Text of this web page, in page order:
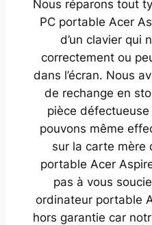
Nous réparons tout
PC portable Acer
d’un clavier qui
correctement ou
dans l’écran. Nous
de rechange en
pièce
pouvons même
sur la carte mère
portable Acer
pas à vous
ordinateur portable
hors garantie car